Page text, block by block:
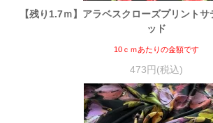
【残り1.7ｍ】アラベスクローズプリント
ッド
10ｃｍあたりの金額です
473円(税込)